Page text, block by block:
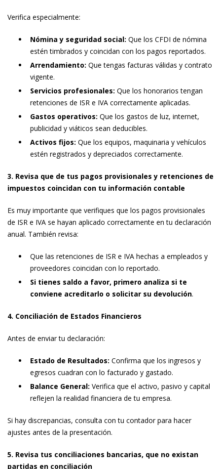
Verifica especialmente:
Nómina y seguridad social: Que los CFDI de nómina
estén timbrados y coincidan con los pagos reportados.
Arrendamiento: Que tengas facturas válidas y contrato
vigente.
Servicios profesionales: Que los honorarios tengan
retenciones de ISR e IVA correctamente aplicadas.
Gastos operativos: Que los gastos de luz, internet,
publicidad y viáticos sean deducibles.
Activos fijos: Que los equipos, maquinaria y vehículos
estén registrados y depreciados correctamente.
3. Revisa que de tus pagos provisionales y retenciones de
impuestos coincidan con tu información contable
Es muy importante que verifiques que los pagos provisionales
de ISR e IVA se hayan aplicado correctamente en tu declaración
anual. También revisa:
Que las retenciones de ISR e IVA hechas a empleados y
proveedores coincidan con lo reportado.
Si tienes saldo a favor, primero analiza si te
conviene acreditarlo o solicitar su devolución.
4. Conciliación de Estados Financieros
Antes de enviar tu declaración:
Estado de Resultados: Confirma que los ingresos y
egresos cuadran con lo facturado y gastado.
Balance General: Verifica que el activo, pasivo y capital
reflejen la realidad financiera de tu empresa.
Si hay discrepancias, consulta con tu contador para hacer
ajustes antes de la presentación.
5. Revisa tus conciliaciones bancarias, que no existan
partidas en conciliación